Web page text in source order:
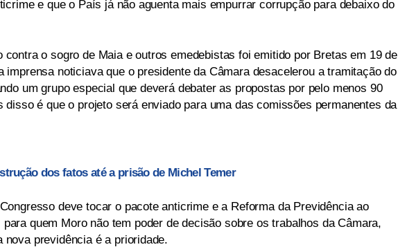
e que o País já não aguenta mais empurrar corrupção para debaixo do
contra o sogro de Maia e outros emedebistas foi emitido por Bretas em 19 de
imprensa noticiava que o presidente da Câmara desacelerou a tramitação do
um grupo especial que deverá debater as propostas por pelo menos 90
disso é que o projeto será enviado para uma das comissões permanentes da
dos fatos até a prisão de Michel Temer
deve tocar o pacote anticrime e a Reforma da Previdência ao
quem Moro não tem poder de decisão sobre os trabalhos da Câmara,
nova previdência é a prioridade.